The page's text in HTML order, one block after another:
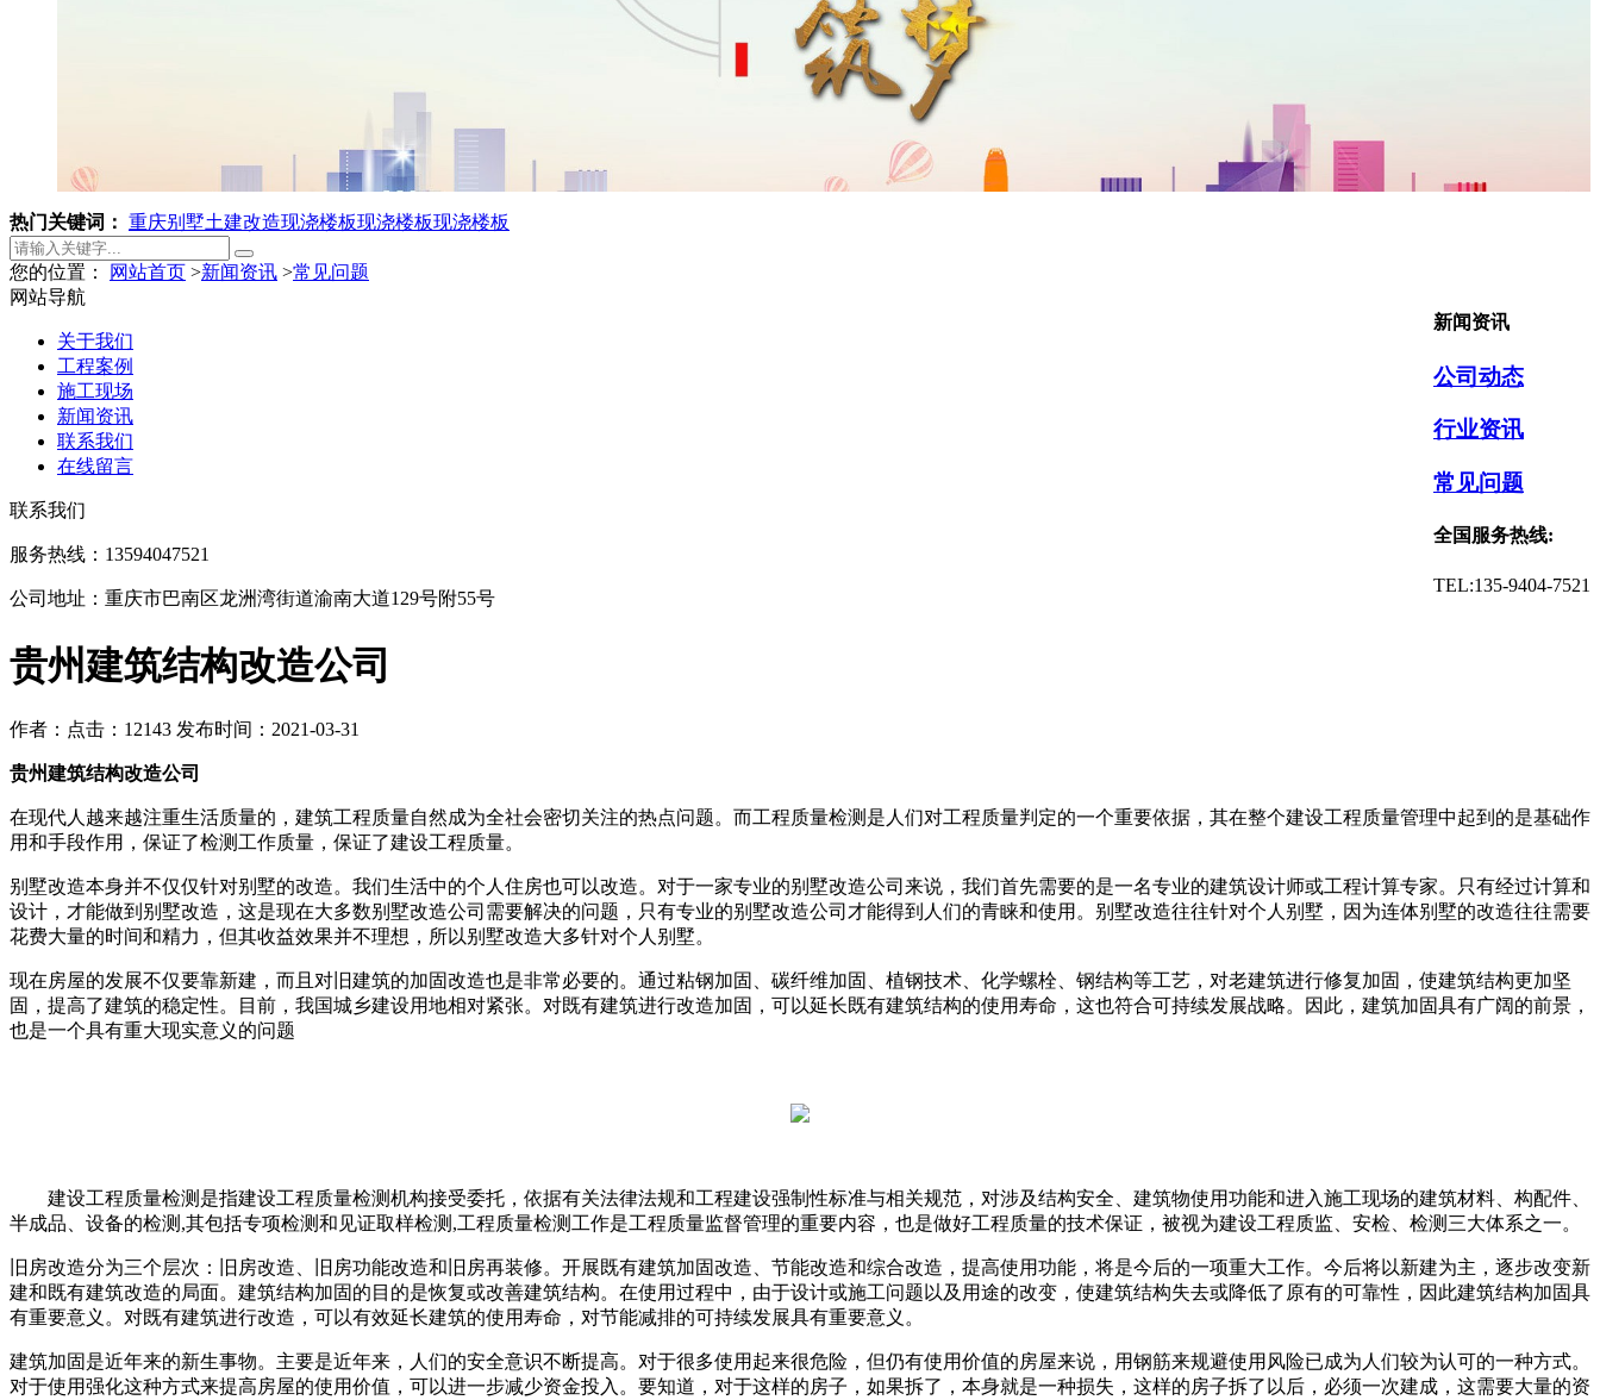
热门关键词： 重庆别墅土建改造现浇楼板现浇楼板现浇楼板
您的位置： 网站首页 >新闻资讯 >常见问题
新闻资讯
公司动态
行业资讯
常见问题
全国服务热线:
TEL:135-9404-7521
贵州建筑结构改造公司
作者： 点击：12143 发布时间：2021-03-31
贵州建筑结构改造公司
在现代人越来越注重生活质量的，建筑工程质量自然成为全社会密切关注的热点问题。而工程质量检测是人们对工程质量判定的一个重要依据，其在整个建设工程质量管理中起到的是基础作
用和手段作用，保证了检测工作质量，保证了建设工程质量。
别墅改造本身并不仅仅针对别墅的改造。我们生活中的个人住房也可以改造。对于一家专业的别墅改造公司来说，我们首先需要的是一名专业的建筑设计师或工程计算专家。只有经过计算和
设计，才能做到别墅改造，这是现在大多数别墅改造公司需要解决的问题，只有专业的别墅改造公司才能得到人们的青睐和使用。别墅改造往往针对个人别墅，因为连体别墅的改造往往需要
花费大量的时间和精力，但其收益效果并不理想，所以别墅改造大多针对个人别墅。
现在房屋的发展不仅要靠新建，而且对旧建筑的加固改造也是非常必要的。通过粘钢加固、碳纤维加固、植钢技术、化学螺栓、钢结构等工艺，对老建筑进行修复加固，使建筑结构更加坚
固，提高了建筑的稳定性。目前，我国城乡建设用地相对紧张。对既有建筑进行改造加固，可以延长既有建筑结构的使用寿命，这也符合可持续发展战略。因此，建筑加固具有广阔的前景，
也是一个具有重大现实意义的问题
建设工程质量检测是指建设工程质量检测机构接受委托，依据有关法律法规和工程建设强制性标准与相关规范，对涉及结构安全、建筑物使用功能和进入施工现场的建筑材料、构配件、
半成品、设备的检测,其包括专项检测和见证取样检测,工程质量检测工作是工程质量监督管理的重要内容，也是做好工程质量的技术保证，被视为建设工程质监、安检、检测三大体系之一。
旧房改造分为三个层次：旧房改造、旧房功能改造和旧房再装修。开展既有建筑加固改造、节能改造和综合改造，提高使用功能，将是今后的一项重大工作。今后将以新建为主，逐步改变新
建和既有建筑改造的局面。建筑结构加固的目的是恢复或改善建筑结构。在使用过程中，由于设计或施工问题以及用途的改变，使建筑结构失去或降低了原有的可靠性，因此建筑结构加固具
有重要意义。对既有建筑进行改造，可以有效延长建筑的使用寿命，对节能减排的可持续发展具有重要意义。
建筑加固是近年来的新生事物。主要是近年来，人们的安全意识不断提高。对于很多使用起来很危险，但仍有使用价值的房屋来说，用钢筋来规避使用风险已成为人们较为认可的一种方式。
对于使用强化这种方式来提高房屋的使用价值，可以进一步减少资金投入。要知道，对于这样的房子，如果拆了，本身就是一种损失，这样的房子拆了以后，必须一次建成，这需要大量的资
网站导航
关于我们
工程案例
施工现场
新闻资讯
联系我们
在线留言
联系我们
服务热线：13594047521
公司地址：重庆市巴南区龙洲湾街道渝南大道129号附55号